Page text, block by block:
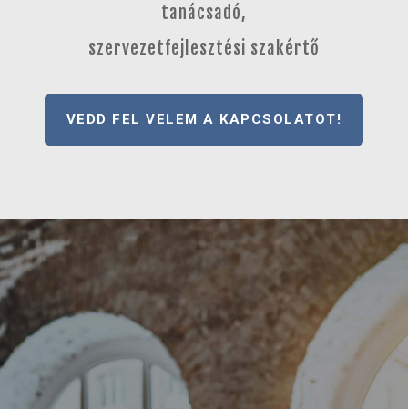
tanácsadó,
szervezetfejlesztési szakértő
VEDD FEL VELEM A KAPCSOLATOT!